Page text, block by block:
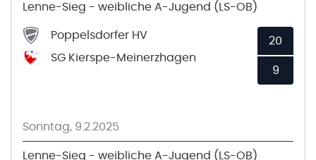
Lenne-Sieg - weibliche A-Jugend (LS-OB)
Poppelsdorfer HV
SG Kierspe-Meinerzhagen
20
9
Sonntag, 9.2.2025
Lenne-Sieg - weibliche A-Jugend (LS-OB)